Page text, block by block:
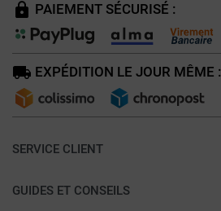
PAIEMENT SÉCURISÉ :
EXPÉDITION LE JOUR MÊME :
SERVICE CLIENT
GUIDES ET CONSEILS